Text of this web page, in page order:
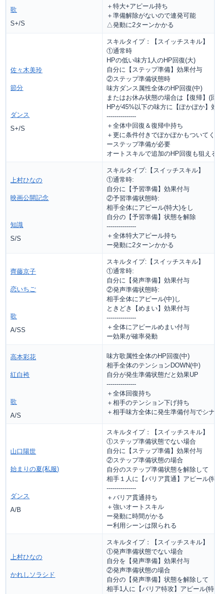
歌
S+/S
＋特大+アピール持ち
＋準備解除がないので連発可能
△発動に2ターンかかる
佐々木美玲
節分
ダンス
S+/S
スキルタイプ：【スイッチスキル】
①通常時
HPの低い味方1人のHP回復(大)
自分に【ステップ準備】効果付与
②ステップ準備状態時
味方ダンス属性全体のHP回復(中)
またはお休み状態の場合は【復帰】(回
HPが45%以下の味方に【ぽかぽか】効
---------------
＋全体中回復＆復帰中持ち
＋更に条件付きでぽかぽかもついてく
ーステップ準備が必要
オートスキルで追加のHP回復も狙える
上村ひなの
映画公開記念
知識
S/S
スキルタイプ:【スイッチスキル】
①通常時:
自分に【予習準備】効果付与
②予習準備状態時:
相手全体にアピール(特大)をし
自分の【予習準備】状態を解除
---------------
＋全体特大アピール持ち
ー発動に2ターンかかる
齊藤京子
恋いちご
歌
A/SS
スキルタイプ:【スイッチスキル】
①通常時:
自分に【発声準備】効果付与
②発声準備状態時:
相手全体にアピール(中)し
ときどき【めまい】効果付与
---------------
＋全体にアピールめまい付与
ー効果が確率発動
高本彩花
紅白袴
歌
A/S
味方歌属性全体のHP回復(中)
相手全体のテンションDOWN(中)
自分が発生準備状態だと効果UP
---------------
＋全体回復持ち
＋相手のテンション下げ持ち
＋相手味方全体に発生準備付与でシナ
山口陽世
始まりの夏(私服)
ダンス
A/B
スキルタイプ：【スイッチスキル】
①ステップ準備状態でない場合
自分に【ステップ準備】効果付与
②ステップ準備状態の場合
自分のステップ準備状態を解除して
相手１人に【バリア貫通】アピール(特
---------------
＋バリア貫通持ち
＋強いオートスキル
ー発動に時間がかる
ー利用シーンは限られる
上村ひなの
かれしソラシド
スキルタイプ：【スイッチスキル】
①発声準備状態でない場合
自分を【発声準備】効果付与
②発声準備状態の場合
自分の【発声準備】状態を解除して
相手1人に【バリア特攻】アピール(特